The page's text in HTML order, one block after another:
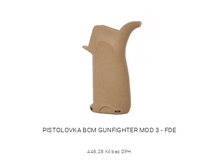
PISTOLOVKA BCM GUNFIGHTER MOD 3 - FDE
446,28 Kč bez DPH